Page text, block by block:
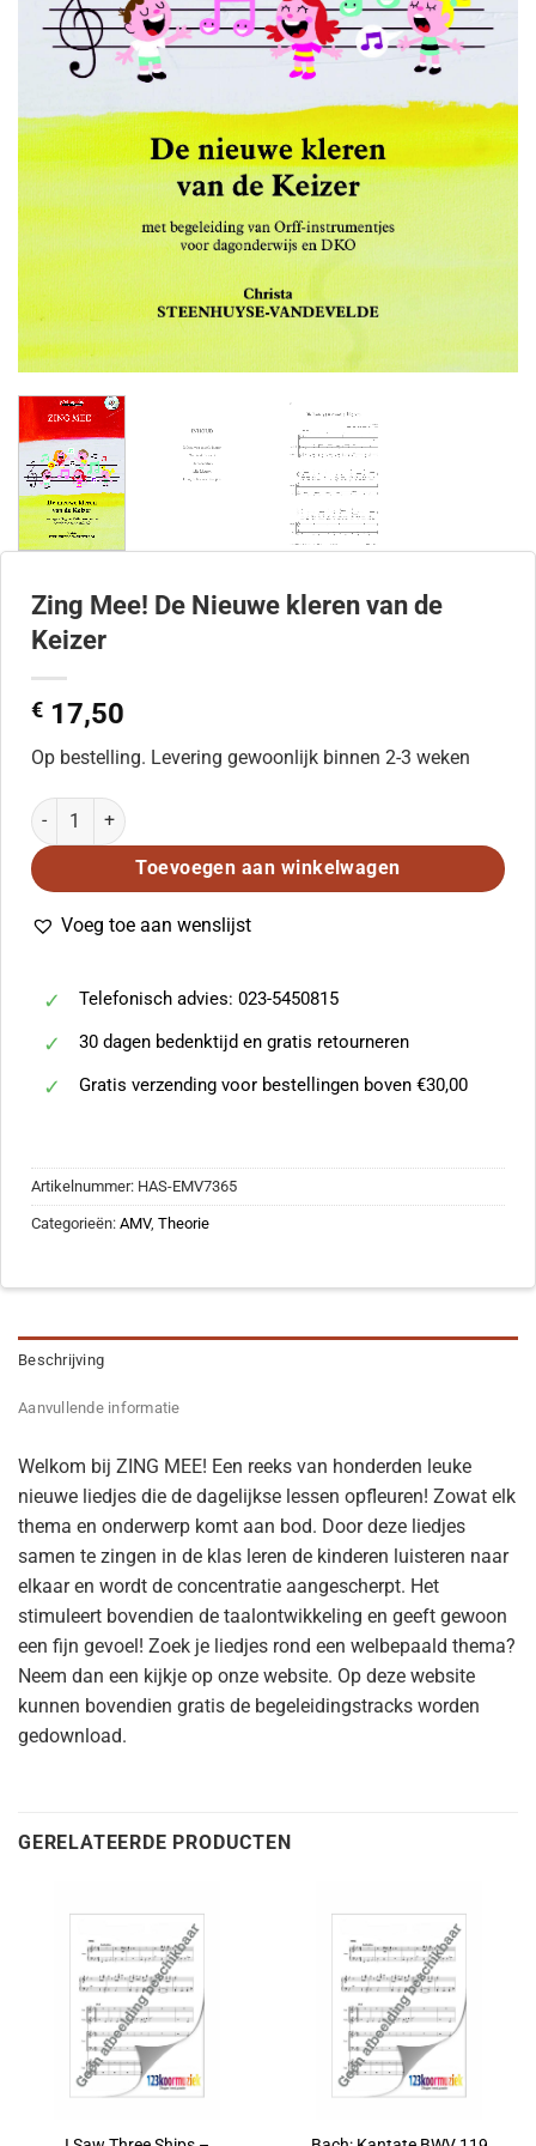
Zing Mee! De Nieuwe kleren van de
Keizer
€ 17,50
Op bestelling. Levering gewoonlijk binnen 2-3 weken
Zing Mee! De Nieuwe kleren van de Keizer aantal
Toevoegen aan winkelwagen
Voeg toe aan wenslijst
Telefonisch advies: 023-5450815
30 dagen bedenktijd en gratis retourneren
Gratis verzending voor bestellingen boven €30,00
Artikelnummer: HAS-EMV7365
Categorieën: AMV, Theorie
Beschrijving
Aanvullende informatie
Welkom bij ZING MEE! Een reeks van honderden leuke
nieuwe liedjes die de dagelijkse lessen opfleuren! Zowat elk
thema en onderwerp komt aan bod. Door deze liedjes
samen te zingen in de klas leren de kinderen luisteren naar
elkaar en wordt de concentratie aangescherpt. Het
stimuleert bovendien de taalontwikkeling en geeft gewoon
een fijn gevoel! Zoek je liedjes rond een welbepaald thema?
Neem dan een kijkje op onze website. Op deze website
kunnen bovendien gratis de begeleidingstracks worden
gedownload.
GERELATEERDE PRODUCTEN